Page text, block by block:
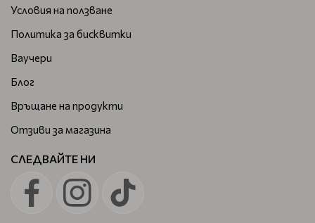
аксесоари са необходими до 120 операции.
Производствената база предлага най-добрите
високите технологии.
Условия на ползване
Политика за бисквитки
Ваучери
Блог
Връщане на продукти
Отзиви за магазина
СЛЕДВАЙТЕ НИ